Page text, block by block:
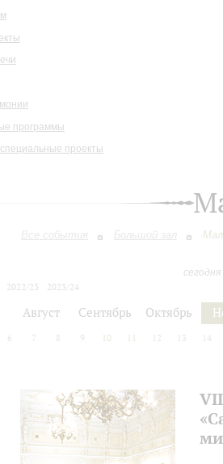
программы
проекты
Все события Большой зал
2022/23
2023/24
Август Сентябрь Октябрь
6 7 8 9 10 11 12 13 14